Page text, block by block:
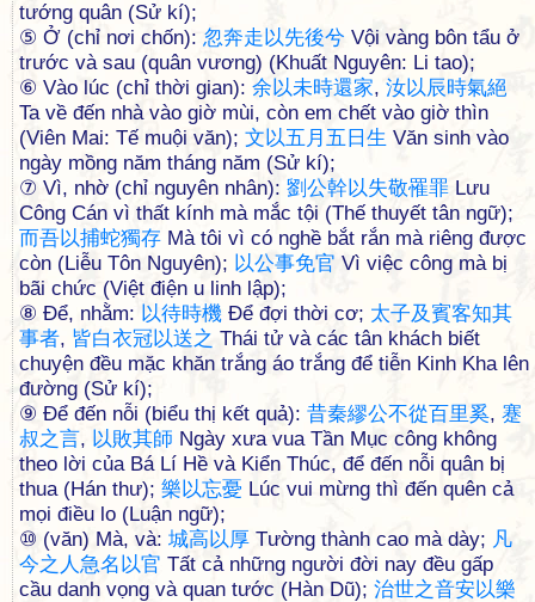
tướng quân (Sử kí);
⑤ Ở (chỉ nơi chốn): 忽奔走以先後兮 Vội vàng bôn tẩu ở
trước và sau (quân vương) (Khuất Nguyên: Li tao);
⑥ Vào lúc (chỉ thời gian): 余以未時還家, 汝以辰時氣絕
Ta về đến nhà vào giờ mùi, còn em chết vào giờ thìn
(Viên Mai: Tế muội văn); 文以五 月 五 日 生 Văn sinh vào
ngày mồng năm tháng năm (Sử kí);
⑦ Vì, nhờ (chỉ nguyên nhân): 劉公幹以失敬罹罪 Lưu
Công Cán vì thất kính mà mắc tội (Thế thuyết tân ngữ);
而吾以捕蛇獨存 Mà tôi vì có nghề bắt rắn mà riêng được
còn (Liễu Tôn Nguyên); 以公事免官 Vì việc công mà bị
bãi chức (Việt điện u linh lập);
⑧ Để, nhằm: 以待時機 Để đợi thời cơ; 太子及 賓客知其
事者, 皆白衣冠以送之 Thái tử và các tân khách biết
chuyện đều mặc khăn trắng áo trắng để tiễn Kinh Kha lên
đường (Sử kí);
⑨ Để đến nỗi (biểu thị kết quả): 昔秦繆公不從百里奚, 蹇
叔之言, 以敗其師 Ngày xưa vua Tần Mục công không
theo lời của Bá Lí Hề và Kiển Thúc, để đến nỗi quân bị
thua (Hán thư); 樂以忘憂 Lúc vui mừng thì đến quên cả
mọi điều lo (Luận ngữ);
⑩ (văn) Mà, và: 城高以厚 Tường thành cao mà dày; 凡
今之 人急名以官 Tất cả những người đời nay đều gấp
cầu danh vọng và quan tước (Hàn Dũ); 治世之音安以樂